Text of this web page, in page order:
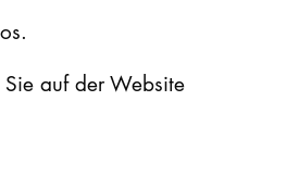
auf der Website